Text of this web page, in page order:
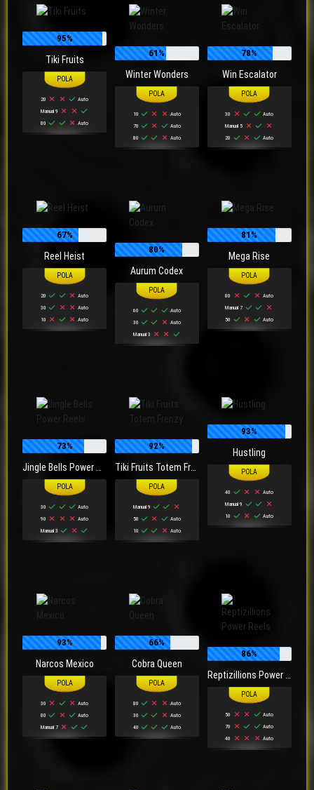
95%
Tiki Fruits
20
Auto
Manual 9
80
Auto
61%
Winter Wonders
10
Auto
70
Auto
80
Auto
78%
Win Escalator
30
Auto
Manual 5
20
Auto
67%
Reel Heist
20
Auto
30
Auto
10
Auto
80%
Aurum Codex
60
Auto
30
Auto
Manual 3
81%
Mega Rise
80
Auto
Manual 7
50
Auto
73%
Jingle Bells Power Reels
30
Auto
90
Auto
Manual 3
92%
Tiki Fruits Totem Frenzy
Manual 9
50
Auto
10
Auto
93%
Hustling
40
Auto
Manual 9
10
Auto
93%
Narcos Mexico
30
Auto
80
Auto
Manual 7
66%
Cobra Queen
80
Auto
30
Auto
40
Auto
86%
Reptizillions Power Reels
50
Auto
70
Auto
40
Auto